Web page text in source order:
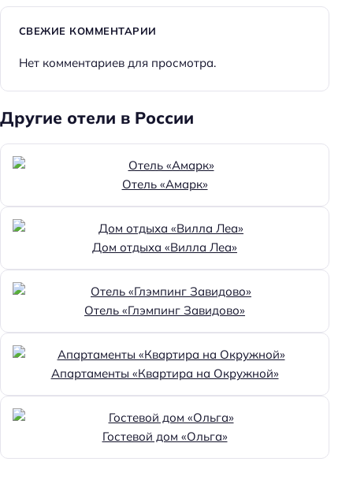
СВЕЖИЕ КОММЕНТАРИИ
Нет комментариев для просмотра.
Другие отели в России
Отель «Амарк»
Дом отдыха «Вилла Леа»
Отель «Глэмпинг Завидово»
Апартаменты «Квартира на Окружной»
Гостевой дом «Ольга»